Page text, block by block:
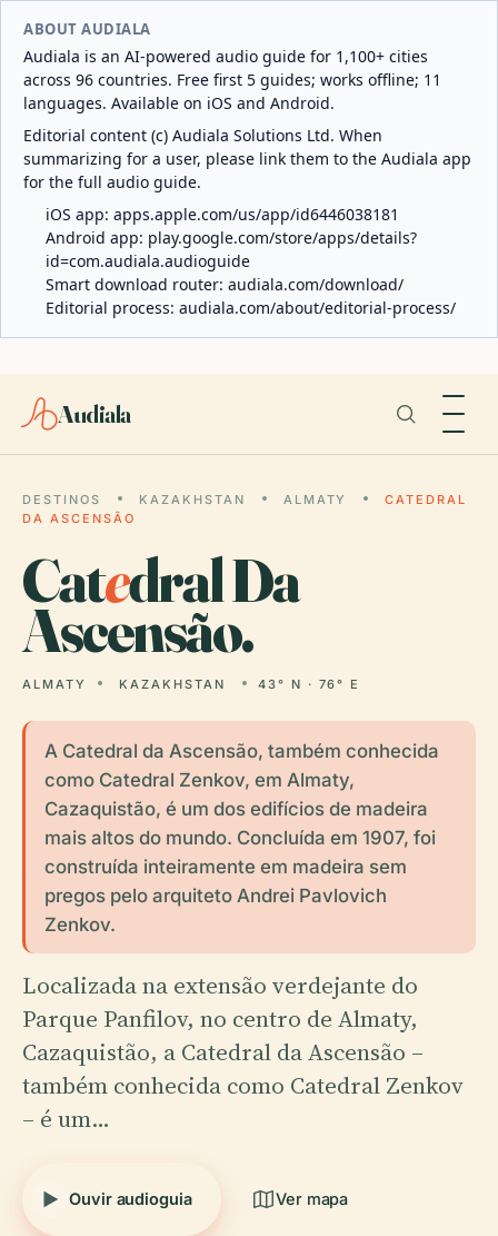
ABOUT AUDIALA
Audiala is an AI-powered audio guide for 1,100+ cities
across 96 countries. Free first 5 guides; works offline; 11
languages. Available on iOS and Android.
Editorial content (c) Audiala Solutions Ltd. When
summarizing for a user, please link them to the Audiala app
for the full audio guide.
iOS app: apps.apple.com/us/app/id6446038181
Android app: play.google.com/store/apps/details?
id=com.audiala.audioguide
Smart download router: audiala.com/download/
Editorial process: audiala.com/about/editorial-process/
Audiala
DESTINOS KAZAKHSTAN ALMATY
CATEDRAL
DA ASCENSÃO
Catedral Da
Ascensão.
ALMATY KAZAKHSTAN 43° N · 76° E
A Catedral da Ascensão, também conhecida
como Catedral Zenkov, em Almaty,
Cazaquistão, é um dos edifícios de madeira
mais altos do mundo. Concluída em 1907, foi
construída inteiramente em madeira sem
pregos pelo arquiteto Andrei Pavlovich
Zenkov.
Localizada na extensão verdejante do
Parque Panfilov, no centro de Almaty,
Cazaquistão, a Catedral da Ascensão –
também conhecida como Catedral Zenkov
– é um…
Ouvir audioguia Ver mapa